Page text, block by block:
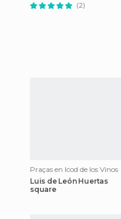
(2)
Praças en Icod de los Vinos
Luis de León Huertas
square